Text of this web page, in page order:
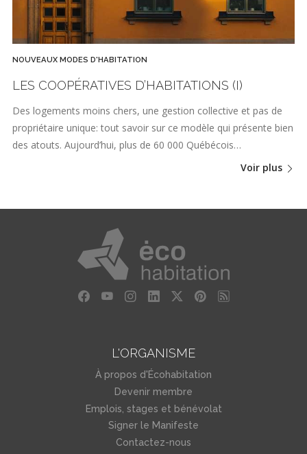
NOUVEAUX MODES D'HABITATION
LES COOPÉRATIVES D’HABITATIONS (I)
Des logements moins chers, une gestion collective et pas de
propriétaire unique: tout savoir sur ce modèle qui présente bien
des atouts. Aujourd’hui, plus de 60 000 Québécois…
Voir plus
L'ORGANISME
À propos d'Écohabitation
Devenir membre
Emplois, stages et bénévolat
Signer le Manifeste
Contactez-nous